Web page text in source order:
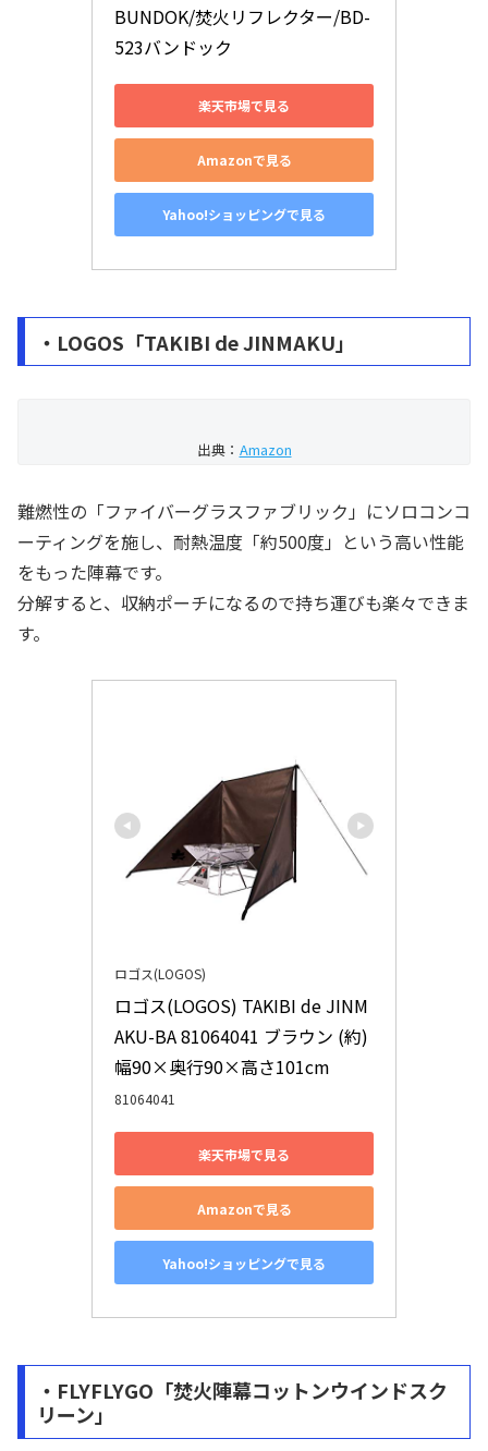
BUNDOK/焚火リフレクター/BD-
523バンドック
楽天市場で見る
Amazonで見る
Yahoo!ショッピングで見る
・LOGOS「TAKIBI de JINMAKU」
出典： Amazon
難燃性の「ファイバーグラスファブリック」にソロコンコ
ーティングを施し、耐熱温度「約500度」という高い性能
をもった陣幕です。
分解すると、収納ポーチになるので持ち運びも楽々できま
す。
ロゴス(LOGOS)
ロゴス(LOGOS) TAKIBI de JINM
AKU-BA 81064041 ブラウン (約)
幅90×奥行90×高さ101cm
81064041
楽天市場で見る
Amazonで見る
Yahoo!ショッピングで見る
・FLYFLYGO「焚火陣幕コットンウインドスク
リーン」